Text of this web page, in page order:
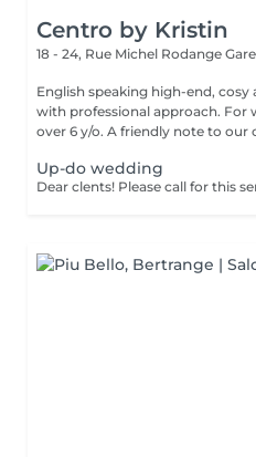
Centro by Kristin
18 - 24, Rue Michel Rodange
English speaking high-end,
with professional approach. For
over 6 y/o. A friendly note to our
Up-do wedding